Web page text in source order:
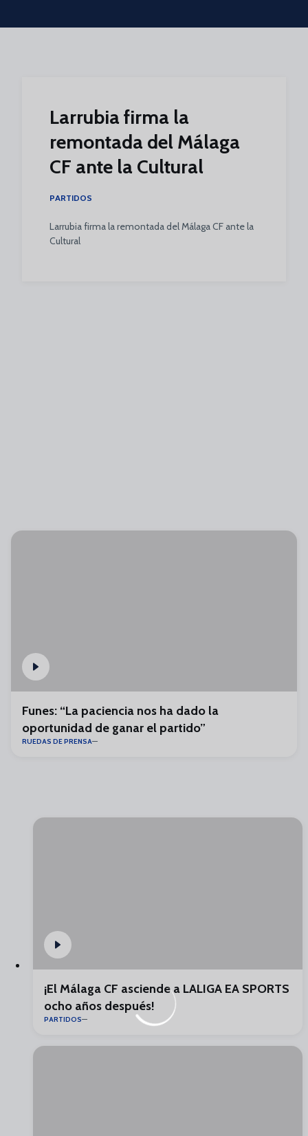
Skip to main content
Larrubia firma la
remontada del Málaga
CF ante la Cultural
PARTIDOS
Larrubia firma la remontada del Málaga CF ante la
Cultural
Funes: “La paciencia nos ha dado la
oportunidad de ganar el partido”
RUEDAS DE PRENSA
¡El Málaga CF asciende a LALIGA EA SPORTS
ocho años después!
PARTIDOS